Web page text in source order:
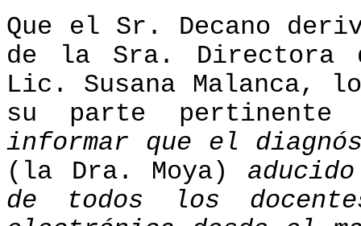
Que el Sr. Decano
de la Sra. Directora
Lic. Susana Malanca,
su parte pertinente
informar que el
(la Dra. Moya)
de todos los